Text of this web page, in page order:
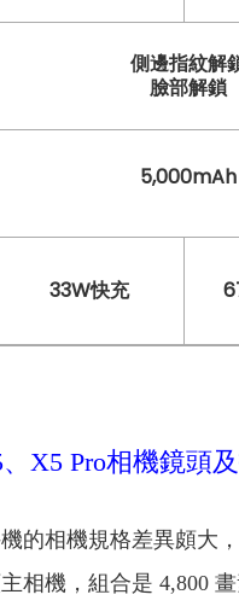
側邊指紋解
臉部解鎖
5,000mAh
33W快充
X5 Pro相機鏡頭
相機規格差異頗大，
相機，組合是 4,800